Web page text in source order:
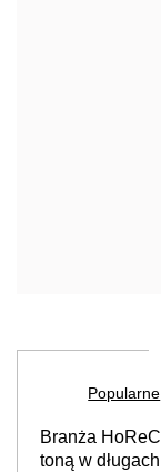
Popularne
Branża
toną w